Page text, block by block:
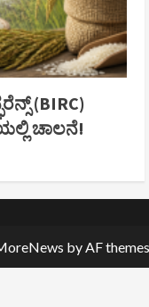
(BIRC)
ಚಾಲನೆ!
by AF